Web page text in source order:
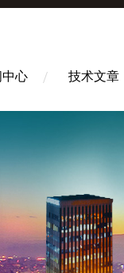
中心 技术文章